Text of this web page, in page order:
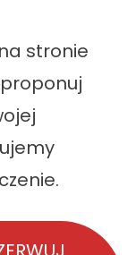
stronie